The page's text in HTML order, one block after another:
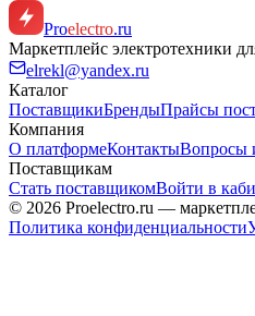
Proelectro.ru
Маркетплейс электротехники
elrekl@yandex.ru
Каталог
ПоставщикиБрендыПрайсы
Компания
О платформеКонтактыВопросы
Поставщикам
Стать поставщикомВойти в
© 2026 Proelectro.ru —
Политика конфиденциальности